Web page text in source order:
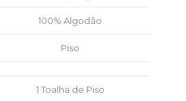
100% Algodão
Piso
1 Toalha de Piso